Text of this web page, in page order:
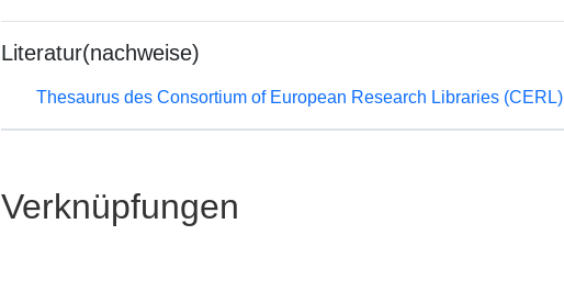
Literatur(nachweise)
Thesaurus des Consortium of European Research Libraries (CERL)
Verknüpfungen